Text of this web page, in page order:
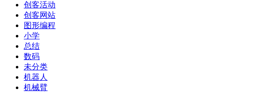
创客活动
创客网站
图形编程
小学
总结
数码
未分类
机器人
机械臂